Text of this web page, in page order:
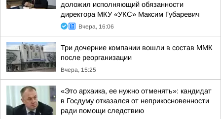
доложил исполняющий обязанности
директора МКУ «УКС» Максим Губаревич
Вчера, 16:06
Три дочерние компании вошли в состав ММК
после реорганизации
Вчера, 15:25
«Это архаика, ее нужно отменять»: кандидат
в Госдуму отказался от неприкосновенности
ради помощи следствию